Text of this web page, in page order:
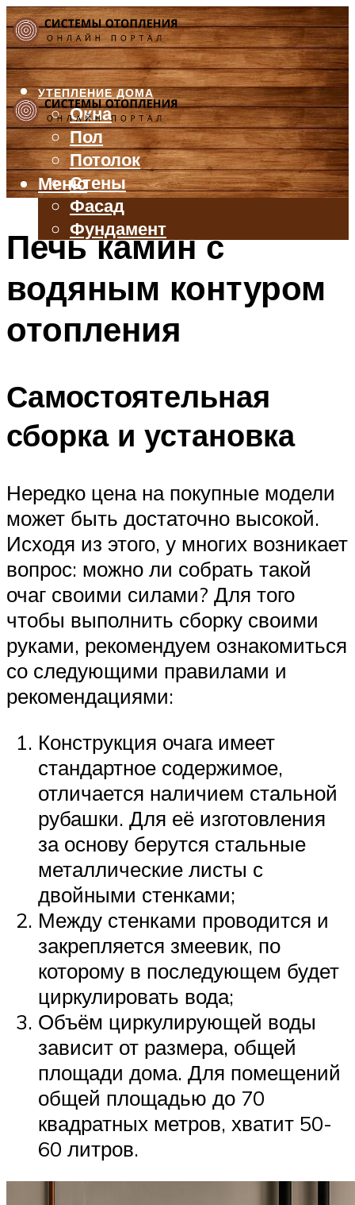
УТЕПЛЕНИЕ ДОМА
Окна
Пол
Потолок
Стены
Фасад
Фундамент
БАЛКОН И ЛОДЖИЯ
ВЕНТИЛЯЦИЯ
ТРУБЫ
Меню
Печь камин с
водяным контуром
отопления
Самостоятельная
сборка и установка
Нередко цена на покупные модели
может быть достаточно высокой.
Исходя из этого, у многих возникает
вопрос: можно ли собрать такой
очаг своими силами? Для того
чтобы выполнить сборку своими
руками, рекомендуем ознакомиться
со следующими правилами и
рекомендациями:
Конструкция очага имеет
стандартное содержимое,
отличается наличием стальной
рубашки. Для её изготовления
за основу берутся стальные
металлические листы с
двойными стенками;
Между стенками проводится и
закрепляется змеевик, по
которому в последующем будет
циркулировать вода;
Объём циркулирующей воды
зависит от размера, общей
площади дома. Для помещений
общей площадью до 70
квадратных метров, хватит 50-
60 литров.